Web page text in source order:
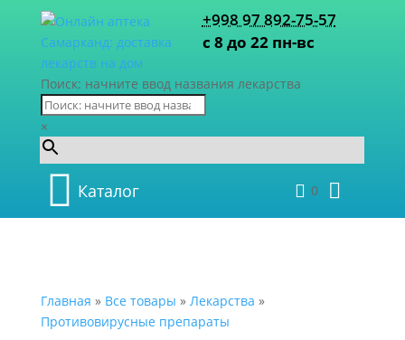
+998 97 892-75-57
с 8 до 22 пн-вс
Поиск: начните ввод названия лекарства
×
Каталог 0
Главная » Все товары » Лекарства »
Противовирусные препараты